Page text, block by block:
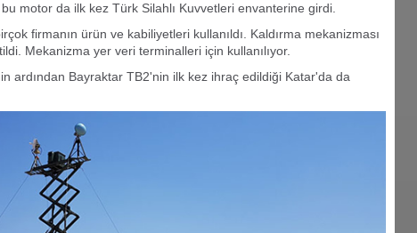
motor da ilk kez Türk Silahlı Kuvvetleri envanterine girdi.
firmanın ürün ve kabiliyetleri kullanıldı. Kaldırma mekanizması
Mekanizma yer veri terminalleri için kullanılıyor.
ardından Bayraktar TB2'nin ilk kez ihraç edildiği Katar'da da